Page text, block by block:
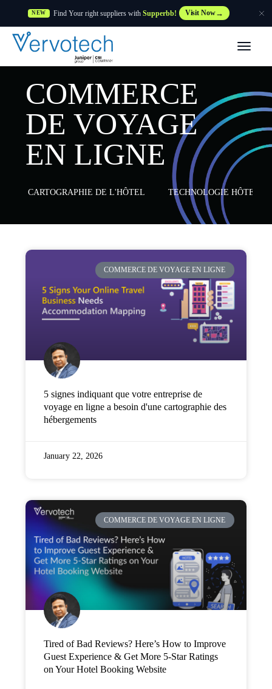
NEW Find Your right suppliers with Supperbb! Visit Now
COMMERCE
DE VOYAGE
EN LIGNE
CARTOGRAPHIE DE L'HÔTEL TECHNOLOGIE
COMMERCE DE VOYAGE EN LIGNE
5 signes indiquant que votre entreprise de
voyage en ligne a besoin d'une cartographie des
hébergements
January 22, 2026
COMMERCE DE VOYAGE EN LIGNE
Tired of Bad Reviews? Here’s How to Improve
Guest Experience & Get More 5-Star Ratings
on Your Hotel Booking Website
Partner Solutions
Caractéristiques
Clients
Tarification
Soutien